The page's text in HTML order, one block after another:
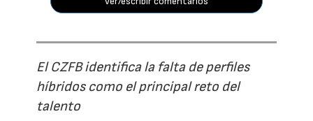
El CZFB identifica la falta de perfiles
híbridos como el principal reto del
talento